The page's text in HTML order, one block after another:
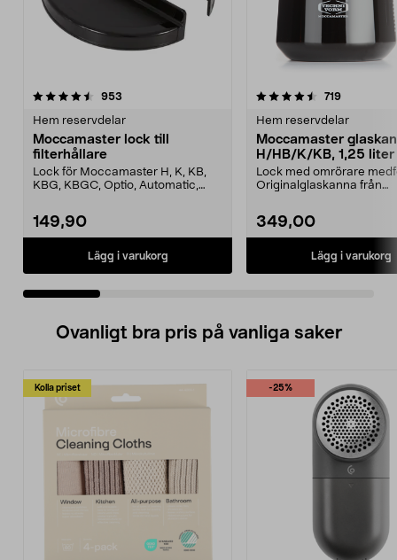
953
Hem reservdelar
Moccamaster lock till
filterhållare
Lock för Moccamaster H, K, KB,
KBG, KBGC, Optio, Automatic,
149,90
Lägg i varukorg
4.5 av 5 stjärnor 719
Hem reservdelar
Moccamaster
H/HB/K/KB, 1,25 liter
Lock med omrörare
Originalglaskanna från
349,00
Lägg i varukorg
4.5 av 5 stjärnor
Ovanligt bra pris på vanliga saker
Kolla priset -25%